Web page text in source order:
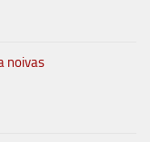
noivas